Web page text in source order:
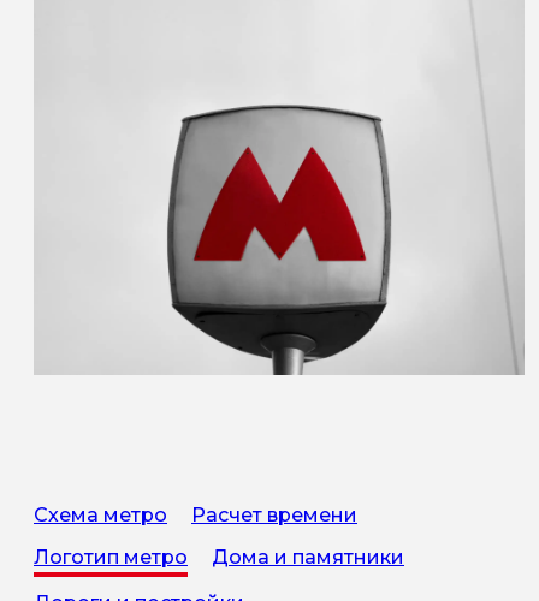
Схема метро
Расчет времени
Логотип метро
Дома и памятники